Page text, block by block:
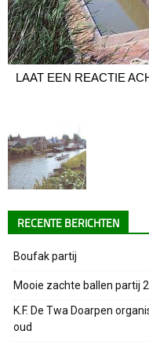
LAAT EEN REACTIE
RECENTE BERICHTEN
Boufak partij
Mooie zachte ballen partij
K.F. De Twa Doarpen
oud